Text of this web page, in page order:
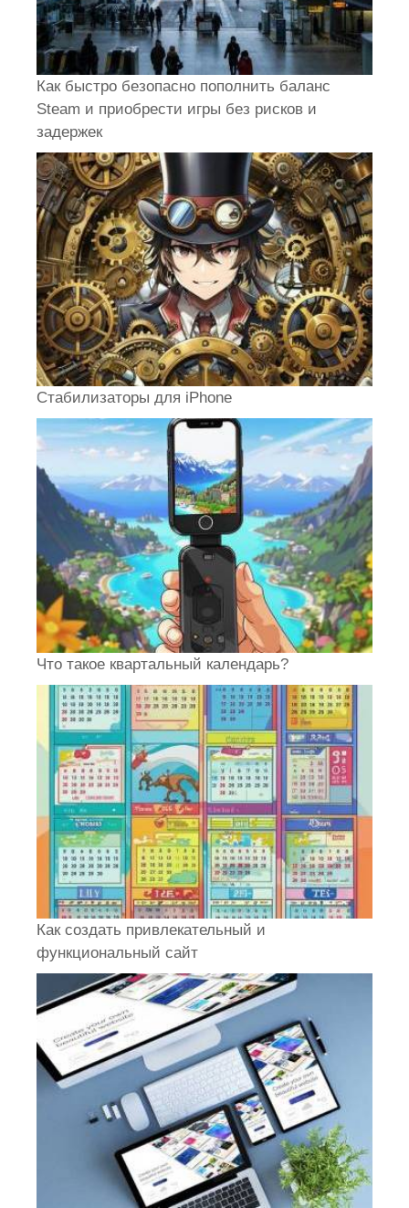
Как быстро безопасно пополнить баланс
Steam и приобрести игры без рисков и
задержек
Стабилизаторы для iPhone
Что такое квартальный календарь?
Как создать привлекательный и
функциональный сайт